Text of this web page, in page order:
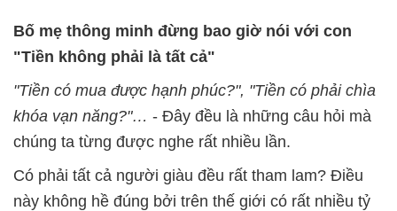
Bố mẹ thông minh đừng bao giờ nói với con
"Tiền không phải là tất cả"
"Tiền có mua được hạnh phúc?", "Tiền có phải chìa
khóa vạn năng?"… - Đây đều là những câu hỏi mà
chúng ta từng được nghe rất nhiều lần.
Có phải tất cả người giàu đều rất tham lam? Điều
này không hề đúng bởi trên thế giới có rất nhiều tỷ